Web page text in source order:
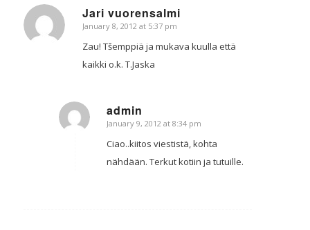
Jari vuorensalmi
says:
January 8, 2012 at 5:37 pm
Zau! Tšemppiä ja mukava kuulla että
kaikki o.k. T.Jaska
admin
says:
January 9, 2012 at 8:34 pm
Ciao..kiitos viestistä, kohta
nähdään. Terkut kotiin ja tutuille.